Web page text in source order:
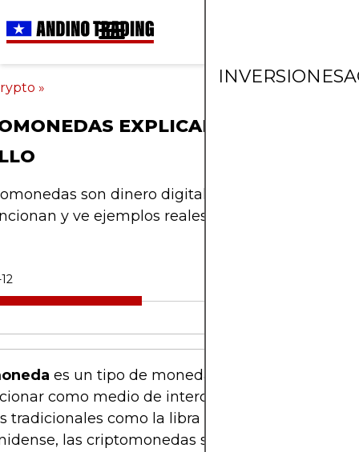
INVERSIONES
»
EXPLICADAS EN UN
son dinero digital. Descubre qué
y ve ejemplos reales como Bitcoin y
es un tipo de moneda digital o virtual
como medio de intercambio. A diferencia
tradicionales como la libra esterlina o el dólar
las criptomonedas son completamente